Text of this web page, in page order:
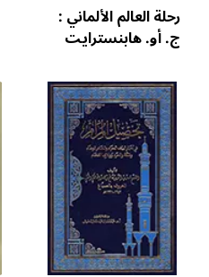
رحلة العالم الألماني :
ج. أو. هابنسترايت
وطرابلس